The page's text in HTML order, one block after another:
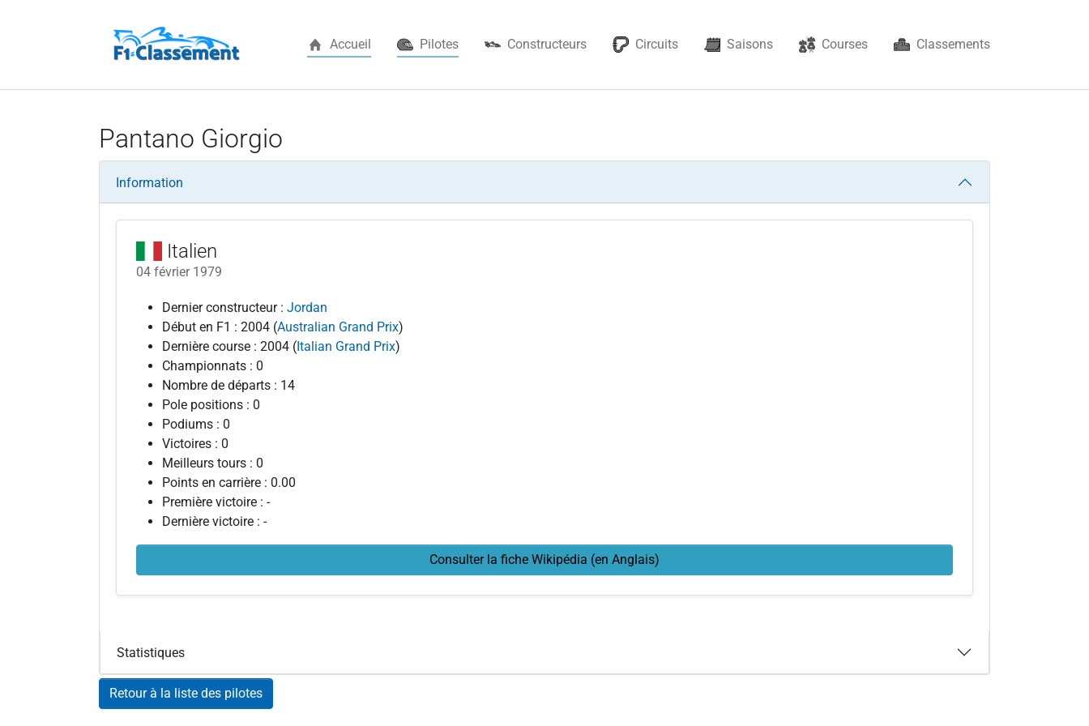
Accueil Pilotes(current) Constructeurs Circuits Saisons Courses Classements
Pantano Giorgio
Information
Italien
04 février 1979
Dernier constructeur : Jordan
Début en F1 : 2004 (Australian Grand Prix)
Dernière course : 2004 (Italian Grand Prix)
Championnats : 0
Nombre de départs : 14
Pole positions : 0
Podiums : 0
Victoires : 0
Meilleurs tours : 0
Points en carrière : 0.00
Première victoire : -
Dernière victoire : -
Consulter la fiche Wikipédia (en Anglais)
Statistiques
Retour à la liste des pilotes